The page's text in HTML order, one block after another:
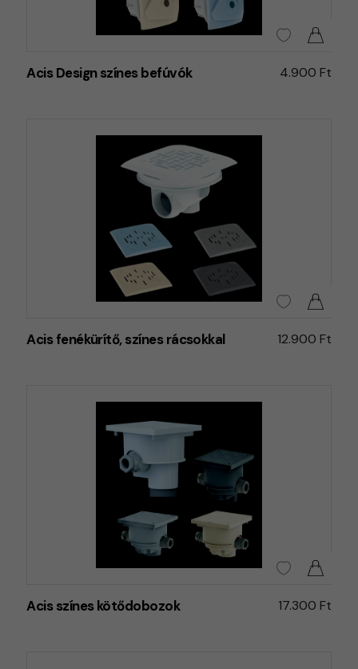
Acis Design színes befúvók 4.900 Ft
Acis fenékürítő, színes rácsokkal 12.900 Ft
Acis színes kötődobozok 17.300 Ft